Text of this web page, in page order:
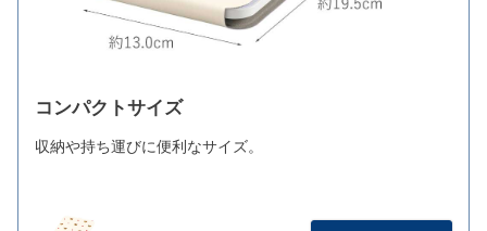
コンパクトサイズ
収納や持ち運びに便利なサイズ。